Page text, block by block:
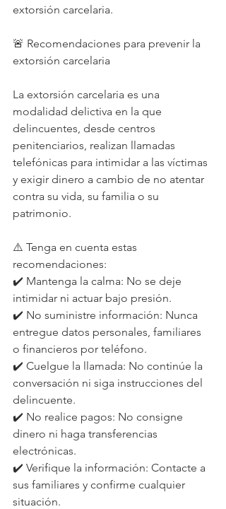
extorsión carcelaria.
🚨 Recomendaciones para prevenir la
extorsión carcelaria
La extorsión carcelaria es una
modalidad delictiva en la que
delincuentes, desde centros
penitenciarios, realizan llamadas
telefónicas para intimidar a las víctimas
y exigir dinero a cambio de no atentar
contra su vida, su familia o su
patrimonio.
⚠️ Tenga en cuenta estas
recomendaciones:
✔️ Mantenga la calma: No se deje
intimidar ni actuar bajo presión.
✔️ No suministre información: Nunca
entregue datos personales, familiares
o financieros por teléfono.
✔️ Cuelgue la llamada: No continúe la
conversación ni siga instrucciones del
delincuente.
✔️ No realice pagos: No consigne
dinero ni haga transferencias
electrónicas.
✔️ Verifique la información: Contacte a
sus familiares y confirme cualquier
situación.